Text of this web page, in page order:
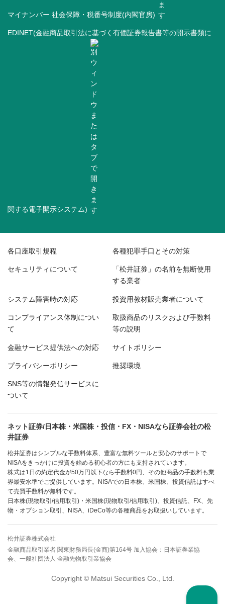
マイナンバー 社会保障・税番号制度(内閣官房)
EDINET(金融商品取引法に基づく有価証券報告書等の開示書類に
関する電子開示システム)
各口座取引規程 各種犯罪手口とその対策
セキュリティについて 「松井証券」の名前を無断使用
する業者
システム障害時の対応 投資用教材販売業者について
コンプライアンス体制につい
て
取扱商品のリスクおよび手数料
等の説明
金融サービス提供法への対応 サイトポリシー
プライバシーポリシー 推奨環境
SNS等の情報発信サービスに
ついて
ネット証券/日本株・米国株・投信・FX・NISAなら証券会社の松
井証券
松井証券はシンプルな手数料体系、豊富な無料ツールと安心のサポートで
NISAをきっかけに投資を始める初心者の方にも支持されています。
株式は1日の約定代金が50万円以下なら手数料0円、その他商品の手数料も業
界最安水準でご提供しています。NISAでの日本株、米国株、投資信託はすべ
て売買手数料が無料です。
日本株(現物取引/信用取引)・米国株(現物取引/信用取引)、投資信託、FX、先
物・オプション取引、NISA、iDeCo等の各種商品をお取扱いしています。
松井証券株式会社
金融商品取引業者 関東財務局長(金商)第164号 加入協会：日本証券業協
会、一般社団法人 金融先物取引業協会
Copyright © Matsui Securities Co., Ltd.